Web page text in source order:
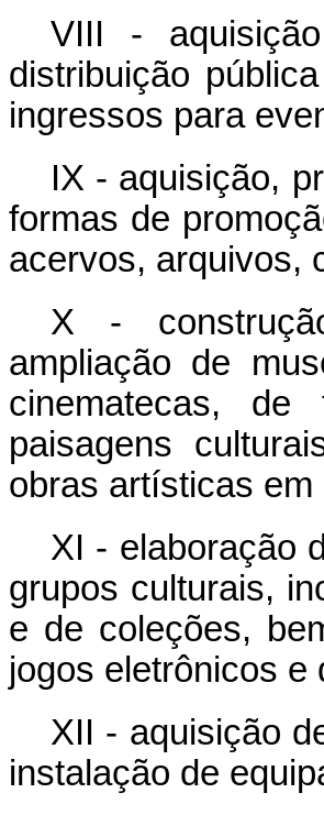
VIII -
distribuição
ingressos para
IX - aquisição,
formas de
acervos, arquivos,
X -
ampliação de
cinematecas,
paisagens
obras artísticas
XI - elaboração
grupos culturais,
e de coleções,
jogos eletrônicos e
XII - aquisição
instalação de